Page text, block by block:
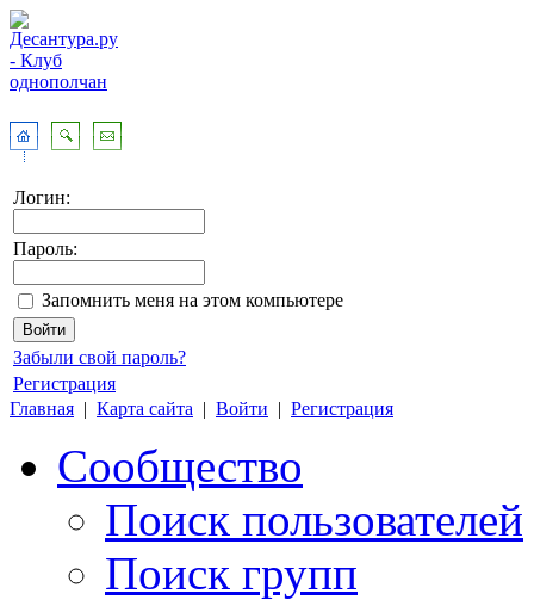
Логин:
Пароль:
Запомнить меня на этом компьютере
Забыли свой пароль?
Регистрация
Главная | Карта сайта | Войти | Регистрация
Сообщество
Поиск пользователей
Поиск групп